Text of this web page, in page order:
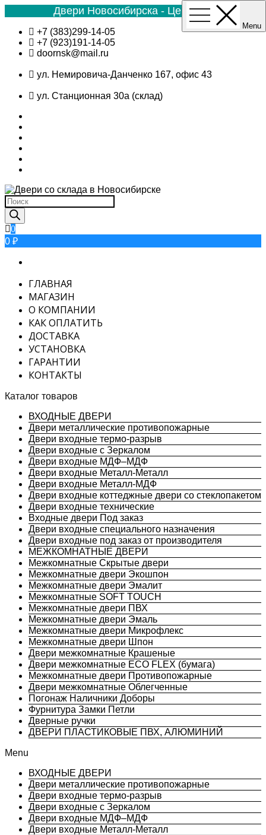
Двери Новосибирска - Цена №1
Skip
content
+7 (383)299-14-05
+7 (923)191-14-05
doornsk@mail.ru
ул. Немировича-Данченко 167, офис 43
ул. Станционная 30а (склад)
Поиск
товаров
0
0 ₽
Menu
ГЛАВНАЯ
МАГАЗИН
О КОМПАНИИ
КАК ОПЛАТИТЬ
ДОСТАВКА
УСТАНОВКА
ГАРАНТИИ
КОНТАКТЫ
Каталог товаров
ВХОДНЫЕ ДВЕРИ
Двери металлические противопожарные
Двери входные термо-разрыв
Двери входные с Зеркалом
Двери входные МДФ–МДФ
Двери входные Металл-Металл
Двери входные Металл-МДФ
Двери входные коттеджные двери со стеклопакетом
Двери входные технические
Входные двери Под заказ
Двери входные специального назначения
Двери входные под заказ от производителя
МЕЖКОМНАТНЫЕ ДВЕРИ
Межкомнатные Скрытые двери
Межкомнатные двери Экошпон
Межкомнатные двери Эмалит
Межкомнатные SOFT TOUCH
Межкомнатные двери ПВХ
Межкомнатные двери Эмаль
Межкомнатные двери Микрофлекс
Межкомнатные двери Шпон
Двери межкомнатные Крашеные
Двери межкомнатные ECO FLEX (бумага)
Межкомнатные двери Противопожарные
Двери межкомнатные Облегченные
Погонаж Наличники Доборы
Фурнитура Замки Петли
Дверные ручки
ДВЕРИ ПЛАСТИКОВЫЕ ПВХ, АЛЮМИНИЙ
Menu
ВХОДНЫЕ ДВЕРИ
Двери металлические противопожарные
Двери входные термо-разрыв
Двери входные с Зеркалом
Двери входные МДФ–МДФ
Двери входные Металл-Металл